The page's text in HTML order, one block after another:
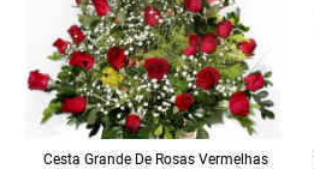
Cesta Grande De Rosas Vermelhas